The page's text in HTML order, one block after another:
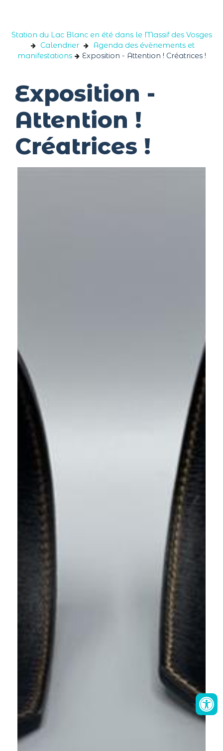
Station du Lac Blanc en été dans le Massif des Vosges
Calendrier
Agenda des évènements et
manifestations
Exposition - Attention ! Créatrices !
Exposition -
Attention !
Créatrices !